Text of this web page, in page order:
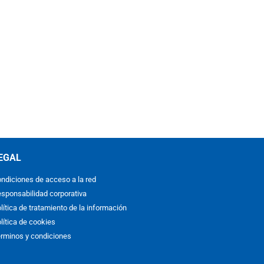
de acceso a la red
corporativa
de tratamiento de la información
de cookies
y condiciones